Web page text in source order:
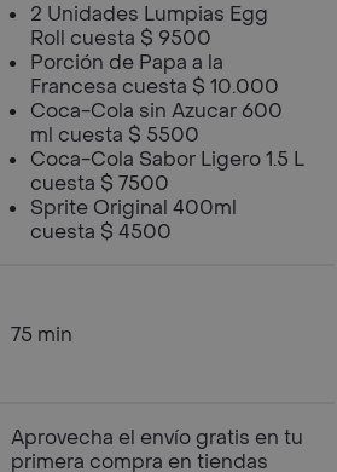
2 Unidades Lumpias Egg
Roll cuesta $ 9500
Porción de Papa a la
Francesa cuesta $ 10.000
Coca-Cola sin Azucar 600
ml cuesta $ 5500
Coca-Cola Sabor Ligero 1.5 L
cuesta $ 7500
Sprite Original 400ml
cuesta $ 4500
75 min
Aprovecha el envío gratis en tu
primera compra en tiendas